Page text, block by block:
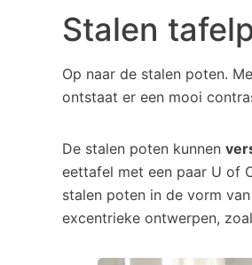
Stalen
Op naar de stalen poten.
ontstaat er een mooi
De stalen poten kunnen
eettafel met een paar U of
stalen poten in de vorm
excentrieke ontwerpen,